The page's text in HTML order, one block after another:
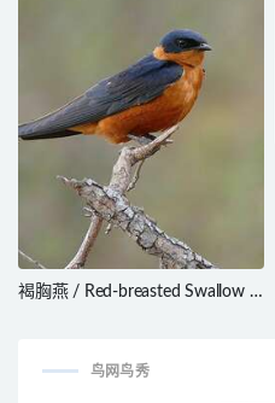
褐胸燕 / Red-breasted Swallow /
鸟网鸟秀